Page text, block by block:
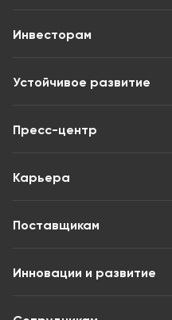
Инвесторам
Устойчивое развитие
Пресс-центр
Карьера
Поставщикам
Инновации и развитие